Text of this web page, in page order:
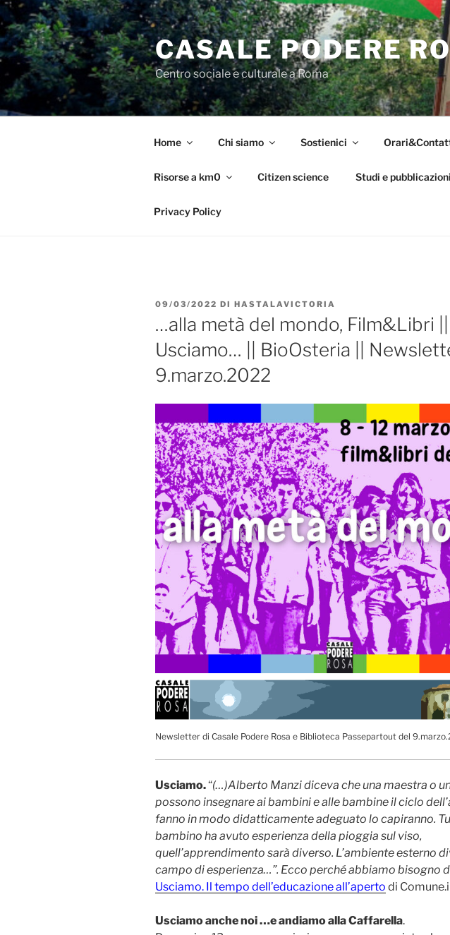
Salta
al
contenuto
CASALE PODERE
Centro sociale e culturale a Roma
Home Chi siamo Sostienici
Risorse a km0 Citizen science Studi e pubblicazioni
Privacy Policy
PUBBLICATO
09/03/2022 DI HASTALAVICTORIA
…alla metà del mondo, Film&Libri ||
Usciamo… || BioOsteria ||
9.marzo.2022
Newsletter di Casale Podere Rosa e Biblioteca Passepartout del
Usciamo.“(…)Alberto Manzi diceva che una maestra o
possono insegnare ai bambini e alle bambine il ciclo
fanno in modo didatticamente adeguato lo capiranno.
bambino ha avuto esperienza della pioggia sul viso,
quell’apprendimento sarà diverso. L’ambiente esterno
campo di esperienza…”. Ecco perché abbiamo bisogno
Usciamo. Il tempo dell’educazione all’aperto di
Usciamo anche noi …e andiamo alla Caffarella.